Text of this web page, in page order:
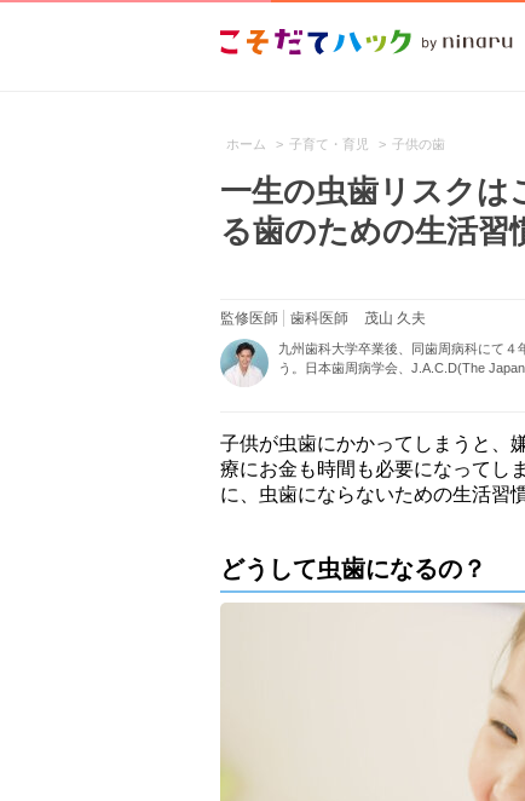
ホーム > 子育て・育児 > 子供の歯
一生の虫歯リスクは
る歯のための生活習
監修医師 歯科医師 茂山 久夫
九州歯科大学卒業後、同歯周病科にて
う。日本歯周病学会、J.A.C.D(The
子供が虫歯にかかってしまうと、
療にお金も時間も必要になってし
に、虫歯にならないための生活習
どうして虫歯になるの？